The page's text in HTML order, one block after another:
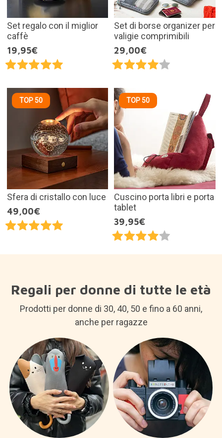
Set regalo con il miglior
caffè
19,95€
Set di borse organizer per
valigie comprimibili
29,00€
TOP 50
Sfera di cristallo con luce
49,00€
TOP 50
Cuscino porta libri e porta
tablet
39,95€
Regali per donne di tutte le età
Prodotti per donne di 30, 40, 50 e fino a 60 anni,
anche per ragazze